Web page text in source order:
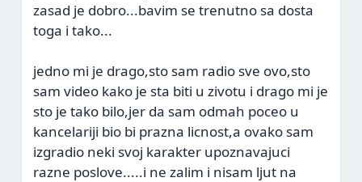
zasad je dobro...bavim se trenutno sa dosta
toga i tako...
jedno mi je drago,sto sam radio sve ovo,sto
sam video kako je sta biti u zivotu i drago mi je
sto je tako bilo,jer da sam odmah poceo u
kancelariji bio bi prazna licnost,a ovako sam
izgradio neki svoj karakter upoznavajuci
razne poslove.....i ne zalim i nisam ljut na